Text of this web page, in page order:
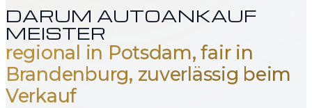
DARUM AUTOANKAUF
MEISTER
regional in Potsdam, fair in
Brandenburg, zuverlässig beim
Verkauf